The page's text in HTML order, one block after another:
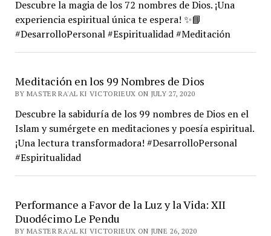
Descubre la magia de los 72 nombres de Dios. ¡Una
experiencia espiritual única te espera! ✨📘
#DesarrolloPersonal #Espiritualidad #Meditación
Meditación en los 99 Nombres de Dios
BY MASTER RA'AL KI VICTORIEUX ON JULY 27, 2020
Descubre la sabiduría de los 99 nombres de Dios en el
Islam y sumérgete en meditaciones y poesía espiritual.
¡Una lectura transformadora! #DesarrolloPersonal
#Espiritualidad
Performance a Favor de la Luz y la Vida: XII
Duodécimo Le Pendu
BY MASTER RA'AL KI VICTORIEUX ON JUNE 26, 2020